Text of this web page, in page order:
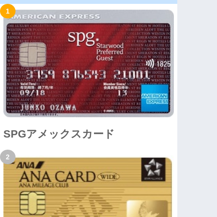
SPGアメックスカード